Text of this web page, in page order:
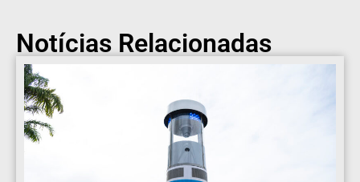
Notícias Relacionadas